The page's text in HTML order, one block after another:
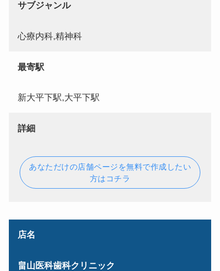
サブジャンル
心療内科,精神科
最寄駅
新大平下駅,大平下駅
詳細
あなただけの店舗ページを無料で作成したい
方はコチラ
店名
畠山医科歯科クリニック